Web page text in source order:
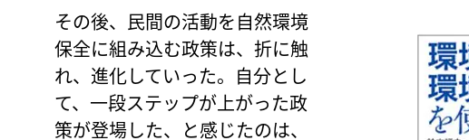
その後、民間の活動を自然環境
保全に組み込む政策は、折に触
れ、進化していった。自分とし
て、一段ステップが上がった政
策が登場した、と感じたのは、